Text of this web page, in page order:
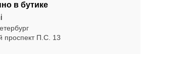
в бутике
проспект П.С. 13